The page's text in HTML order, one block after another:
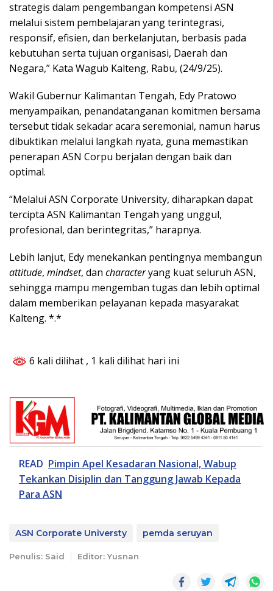
strategis dalam pengembangan kompetensi ASN
melalui sistem pembelajaran yang terintegrasi,
responsif, efisien, dan berkelanjutan, berbasis pada
kebutuhan serta tujuan organisasi, Daerah dan
Negara,” Kata Wagub Kalteng, Rabu, (24/9/25).
Wakil Gubernur Kalimantan Tengah, Edy Pratowo
menyampaikan, penandatanganan komitmen bersama
tersebut tidak sekadar acara seremonial, namun harus
dibuktikan melalui langkah nyata, guna memastikan
penerapan ASN Corpu berjalan dengan baik dan
optimal.
“Melalui ASN Corporate University, diharapkan dapat
tercipta ASN Kalimantan Tengah yang unggul,
profesional, dan berintegritas,” harapnya.
Lebih lanjut, Edy menekankan pentingnya membangun
attitude, mindset, dan characteryang kuat seluruh ASN,
sehingga mampu mengemban tugas dan lebih optimal
dalam memberikan pelayanan kepada masyarakat
Kalteng. *.*
6 kali dilihat , 1 kali dilihat hari ini
READ Pimpin Apel Kesadaran Nasional, Wabup
Tekankan Disiplin dan Tanggung Jawab Kepada
Para ASN
ASN Corporate Universty pemda seruyan
Penulis: Said Editor: Yusnan